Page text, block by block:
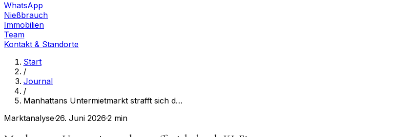
WhatsApp
Nießbrauch
Immobilien
Team
Kontakt & Standorte
Start
/
Journal
/
Manhattans Untermietmarkt strafft sich d…
Marktanalyse·26. Juni 2026·2 min